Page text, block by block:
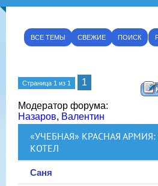
ВСЕ ТЕМЫ СВЕЖИЕ ПОИСК
Страница 1 из 1 1
Модератор форума:
Назаров, Валентин
«УЧЕБНАЯ» КРАСНАЯ
КОТЕЛ
Саня